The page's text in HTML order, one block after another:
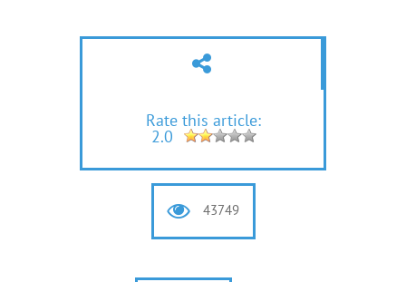
Rate this article:
2.0
43749